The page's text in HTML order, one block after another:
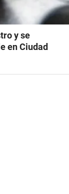
y se
en Ciudad